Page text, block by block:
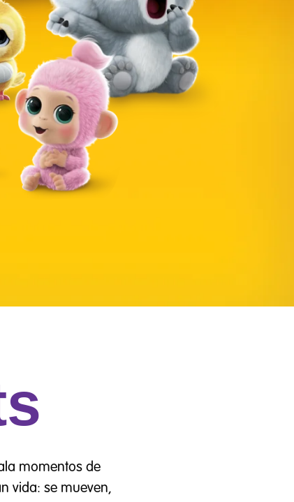
momentos de
vida: se mueven,